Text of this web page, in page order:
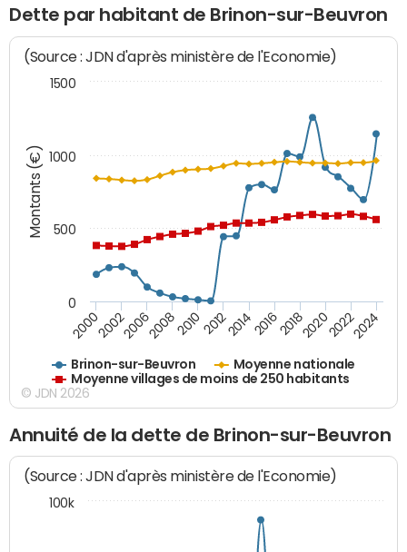
Dette par habitant de Brinon-sur-Beuvron
Montants (€)
(Source : JDN d'après ministère de l'Economie)
Brinon-sur-Beuvron
Moyenne nationale
Moyenne villages de moins de 250 habitants
200020022006200820102012201420162018202020222024
0
500
1000
1500
© JDN 2026
Annuité de la dette de Brinon-sur-Beuvron
(Source : JDN d'après ministère de l'Economie)
100k